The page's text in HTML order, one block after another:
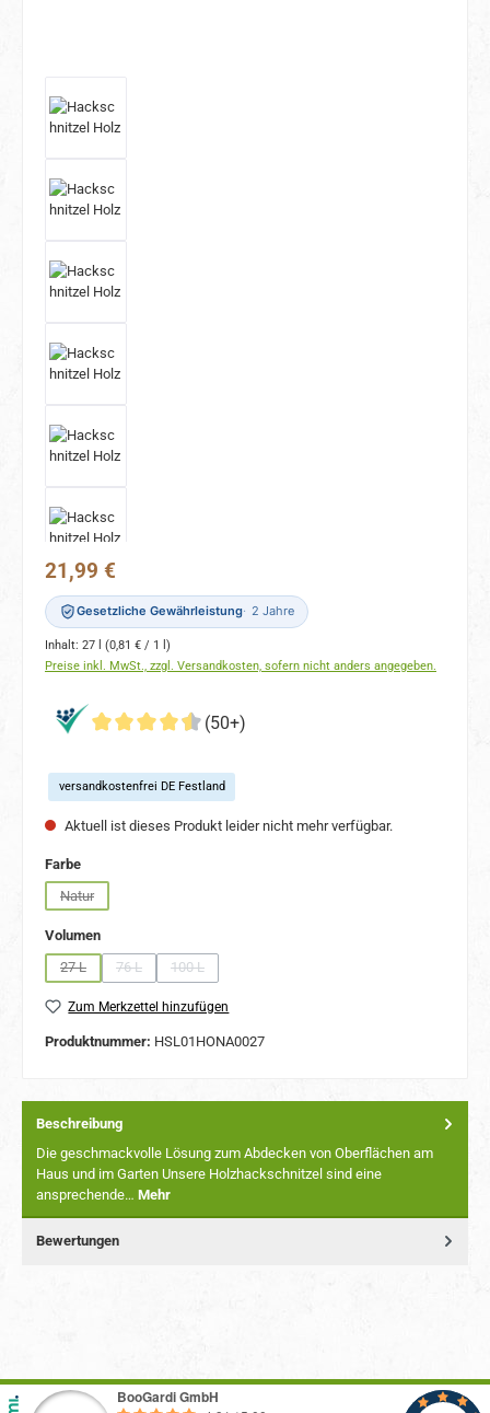
Regulärer Preis:
21,99 €
Gesetzliche Gewährleistung 2 Jahre
Inhalt: 27 l (0,81 € / 1 l)
Preise inkl. MwSt., zzgl. Versandkosten, sofern nicht anders angegeben.
(50+)
versandkostenfrei DE Festland
Aktuell ist dieses Produkt leider nicht mehr verfügbar.
Farbeauswählen
Natur
(Diese Option ist zurzeit nicht verfügbar.)
Volumenauswählen
27 L
(Diese Option ist zurzeit nicht verfügbar.)
76 L
(Diese Option ist zurzeit nicht verfügbar.)
100 L
(Diese Option ist zurzeit nicht verfügbar.)
Zum Merkzettel hinzufügen
Produktnummer: HSL01HONA0027
Beschreibung
Die geschmackvolle Lösung zum Abdecken von Oberflächen am
Haus und im Garten Unsere Holzhackschnitzel sind eine
ansprechende… Mehr
Bewertungen